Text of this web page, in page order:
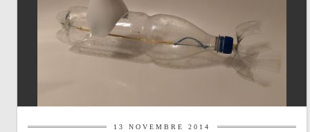
13 NOVEMBRE 2014